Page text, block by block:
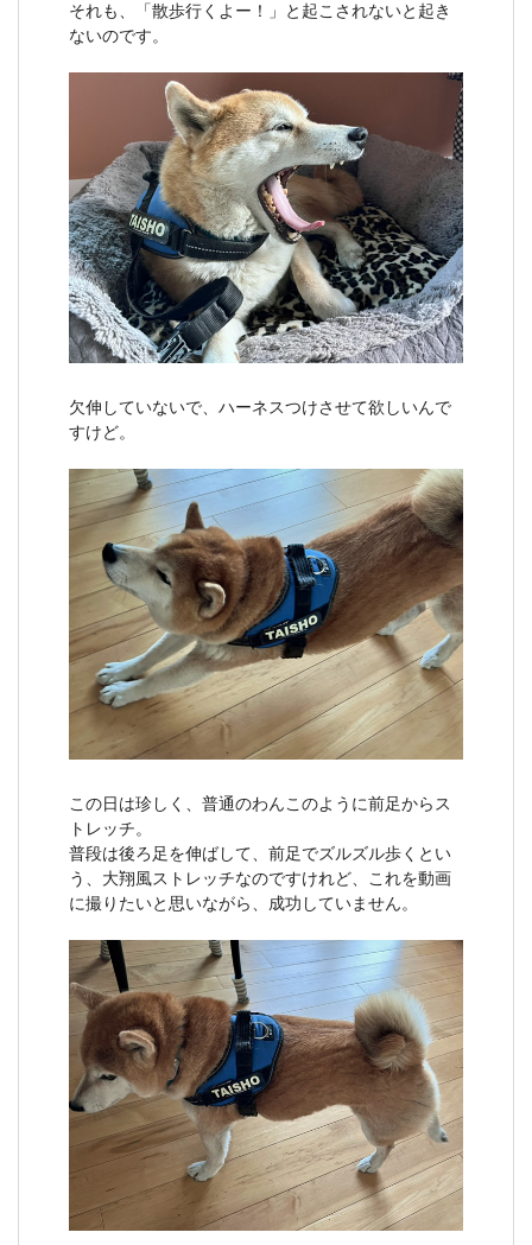
それも、「散歩行くよー！」と起こされないと起き
ないのです。
欠伸していないで、ハーネスつけさせて欲しいんで
すけど。
この日は珍しく、普通のわんこのように前足からス
トレッチ。
普段は後ろ足を伸ばして、前足でズルズル歩くとい
う、大翔風ストレッチなのですけれど、これを動画
に撮りたいと思いながら、成功していません。